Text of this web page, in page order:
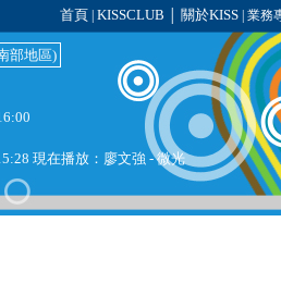
首頁 KISSCLUB 關於KISS| 業務
部地區)
現在播放： 廖文強 - 微光